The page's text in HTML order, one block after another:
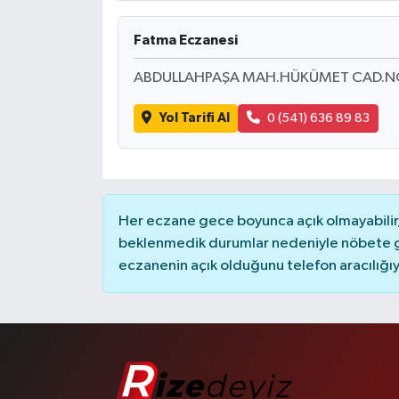
Fatma Eczanesi
ABDULLAHPAŞA MAH.HÜKÜMET
Yol Tarifi Al 0 (541) 636 89 83
Her eczane gece boyunca açık
beklenmedik durumlar nedeniyle nöbete
eczanenin açık olduğunu telefon